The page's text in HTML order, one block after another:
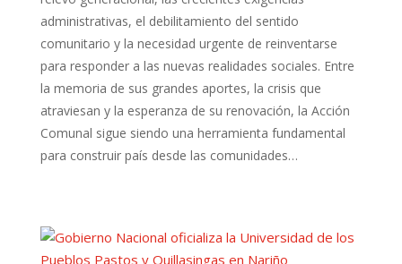
administrativas, el debilitamiento del sentido
comunitario y la necesidad urgente de reinventarse
para responder a las nuevas realidades sociales. Entre
la memoria de sus grandes aportes, la crisis que
atraviesan y la esperanza de su renovación, la Acción
Comunal sigue siendo una herramienta fundamental
para construir país desde las comunidades…